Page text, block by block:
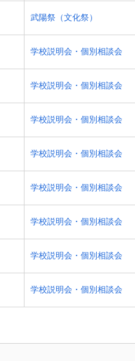
武陽祭（文化祭）
学校説明会・個別相談会
学校説明会・個別相談会
学校説明会・個別相談会
学校説明会・個別相談会
学校説明会・個別相談会
学校説明会・個別相談会
学校説明会・個別相談会
学校説明会・個別相談会